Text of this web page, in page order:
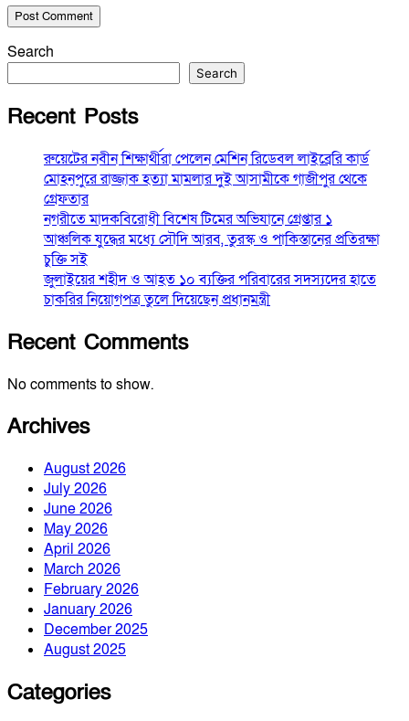
Search
Search
Recent Posts
রুয়েটের নবীন শিক্ষার্থীরা পেলেন মেশিন রিডেবল লাইব্রেরি কার্ড
মোহনপুরে রাজ্জাক হত্যা মামলার দুই আসামীকে গাজীপুর থেকে
গ্রেফতার
নগরীতে মাদকবিরোধী বিশেষ টিমের অভিযানে গ্রেপ্তার ১
আঞ্চলিক যুদ্ধের মধ্যে সৌদি আরব, তুরস্ক ও পাকিস্তানের প্রতিরক্ষা
চুক্তি সই
জুলাইয়ের শহীদ ও আহত ১০ ব্যক্তির পরিবারের সদস্যদের হাতে
চাকরির নিয়োগপত্র তুলে দিয়েছেন প্রধানমন্ত্রী
Recent Comments
No comments to show.
Archives
August 2026
July 2026
June 2026
May 2026
April 2026
March 2026
February 2026
January 2026
December 2025
August 2025
Categories